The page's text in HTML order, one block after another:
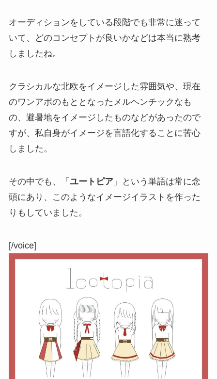
オーディションをしている段階でも非常に迷って
いて、どのコンセプトが良いかなどは本当に熟考
しましたね。
クラシカルな北欧をイメージした雰囲気や、現在
のワンアポのもととなったメルヘンチックなも
の、避暑地をイメージしたものなどがあったので
すが、私自身がイメージを言語化することに苦心
しました。
その中でも、「 ユートピア」という単語は常に念
頭にあり、このようなイメージイラストを作った
りもしていました。
[/voice]